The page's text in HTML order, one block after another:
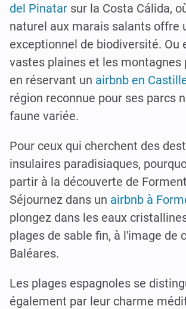
del Pinatar sur la Costa Cálida,
naturel aux marais salants offre
exceptionnel de biodiversité. Ou
vastes plaines et les montagnes
en réservant un airbnb en
région reconnue pour ses parcs
faune variée.
Pour ceux qui cherchent des
insulaires paradisiaques,
partir à la découverte de
Séjournez dans un airbnb à
plongez dans les eaux
plages de sable fin, à l'image de
Baléares.
Les plages espagnoles se
également par leur charme